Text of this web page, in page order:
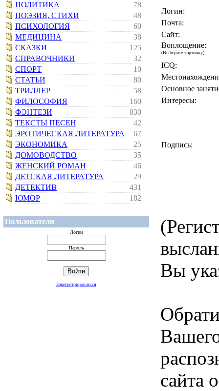
ПОЛИТИКА
78
ПОЭЗИЯ, СТИХИ
48
ПСИХОЛОГИЯ
60
МЕДИЦИНА
38
СКАЗКИ
125
СПРАВОЧНИКИ
32
СПОРТ
10
СТАТЬИ
80
ТРИЛЛЕР
58
ФИЛОСОФИЯ
160
ФЭНТЕЗИ
830
ТЕКСТЫ ПЕСЕН
42
ЭРОТИЧЕСКАЯ ЛИТЕРАТУРА
67
ЭКОНОМИКА
25
ДОМОВОДСТВО
35
ЖЕНСКИЙ РОМАН
46
ДЕТСКАЯ ЛИТЕРАТУРА
29
ДЕТЕКТИВ
431
ЮМОР
182
Пользователи
Логин
Пароль
Зарегистрироваться
Логин:
Почта:
Сайт:
Воплощение:
(Выберите картинку)
ICQ:
Основное
Интересы:
Подпись:
Вы
сайта